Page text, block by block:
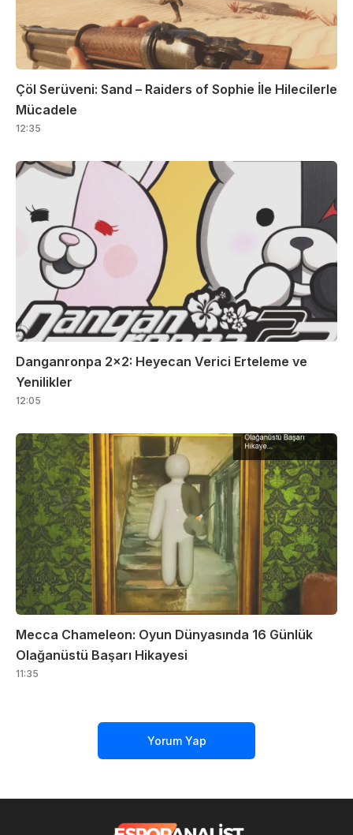
Çöl Serüveni: Sand – Raiders of Sophie İle Hilecilerle
Mücadele
12:35
Danganronpa 2×2: Heyecan Verici Erteleme ve
Yenilikler
12:05
Mecca Chameleon: Oyun Dünyasında 16 Günlük
Olağanüstü Başarı Hikayesi
11:35
Yorum Yap